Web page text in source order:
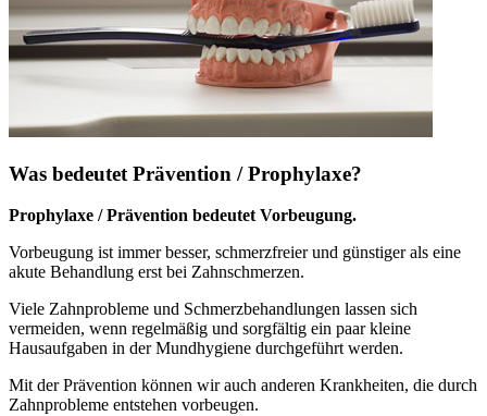
Was bedeutet Prävention / Prophylaxe?
Prophylaxe / Prävention bedeutet Vorbeugung.
Vorbeugung ist immer besser, schmerzfreier und günstiger als eine
akute Behandlung erst bei Zahnschmerzen.
Viele Zahnprobleme und Schmerzbehandlungen lassen sich
vermeiden, wenn regelmäßig und sorgfältig ein paar kleine
Hausaufgaben in der Mundhygiene durchgeführt werden.
Mit der Prävention können wir auch anderen Krankheiten, die durch
Zahnprobleme entstehen vorbeugen.